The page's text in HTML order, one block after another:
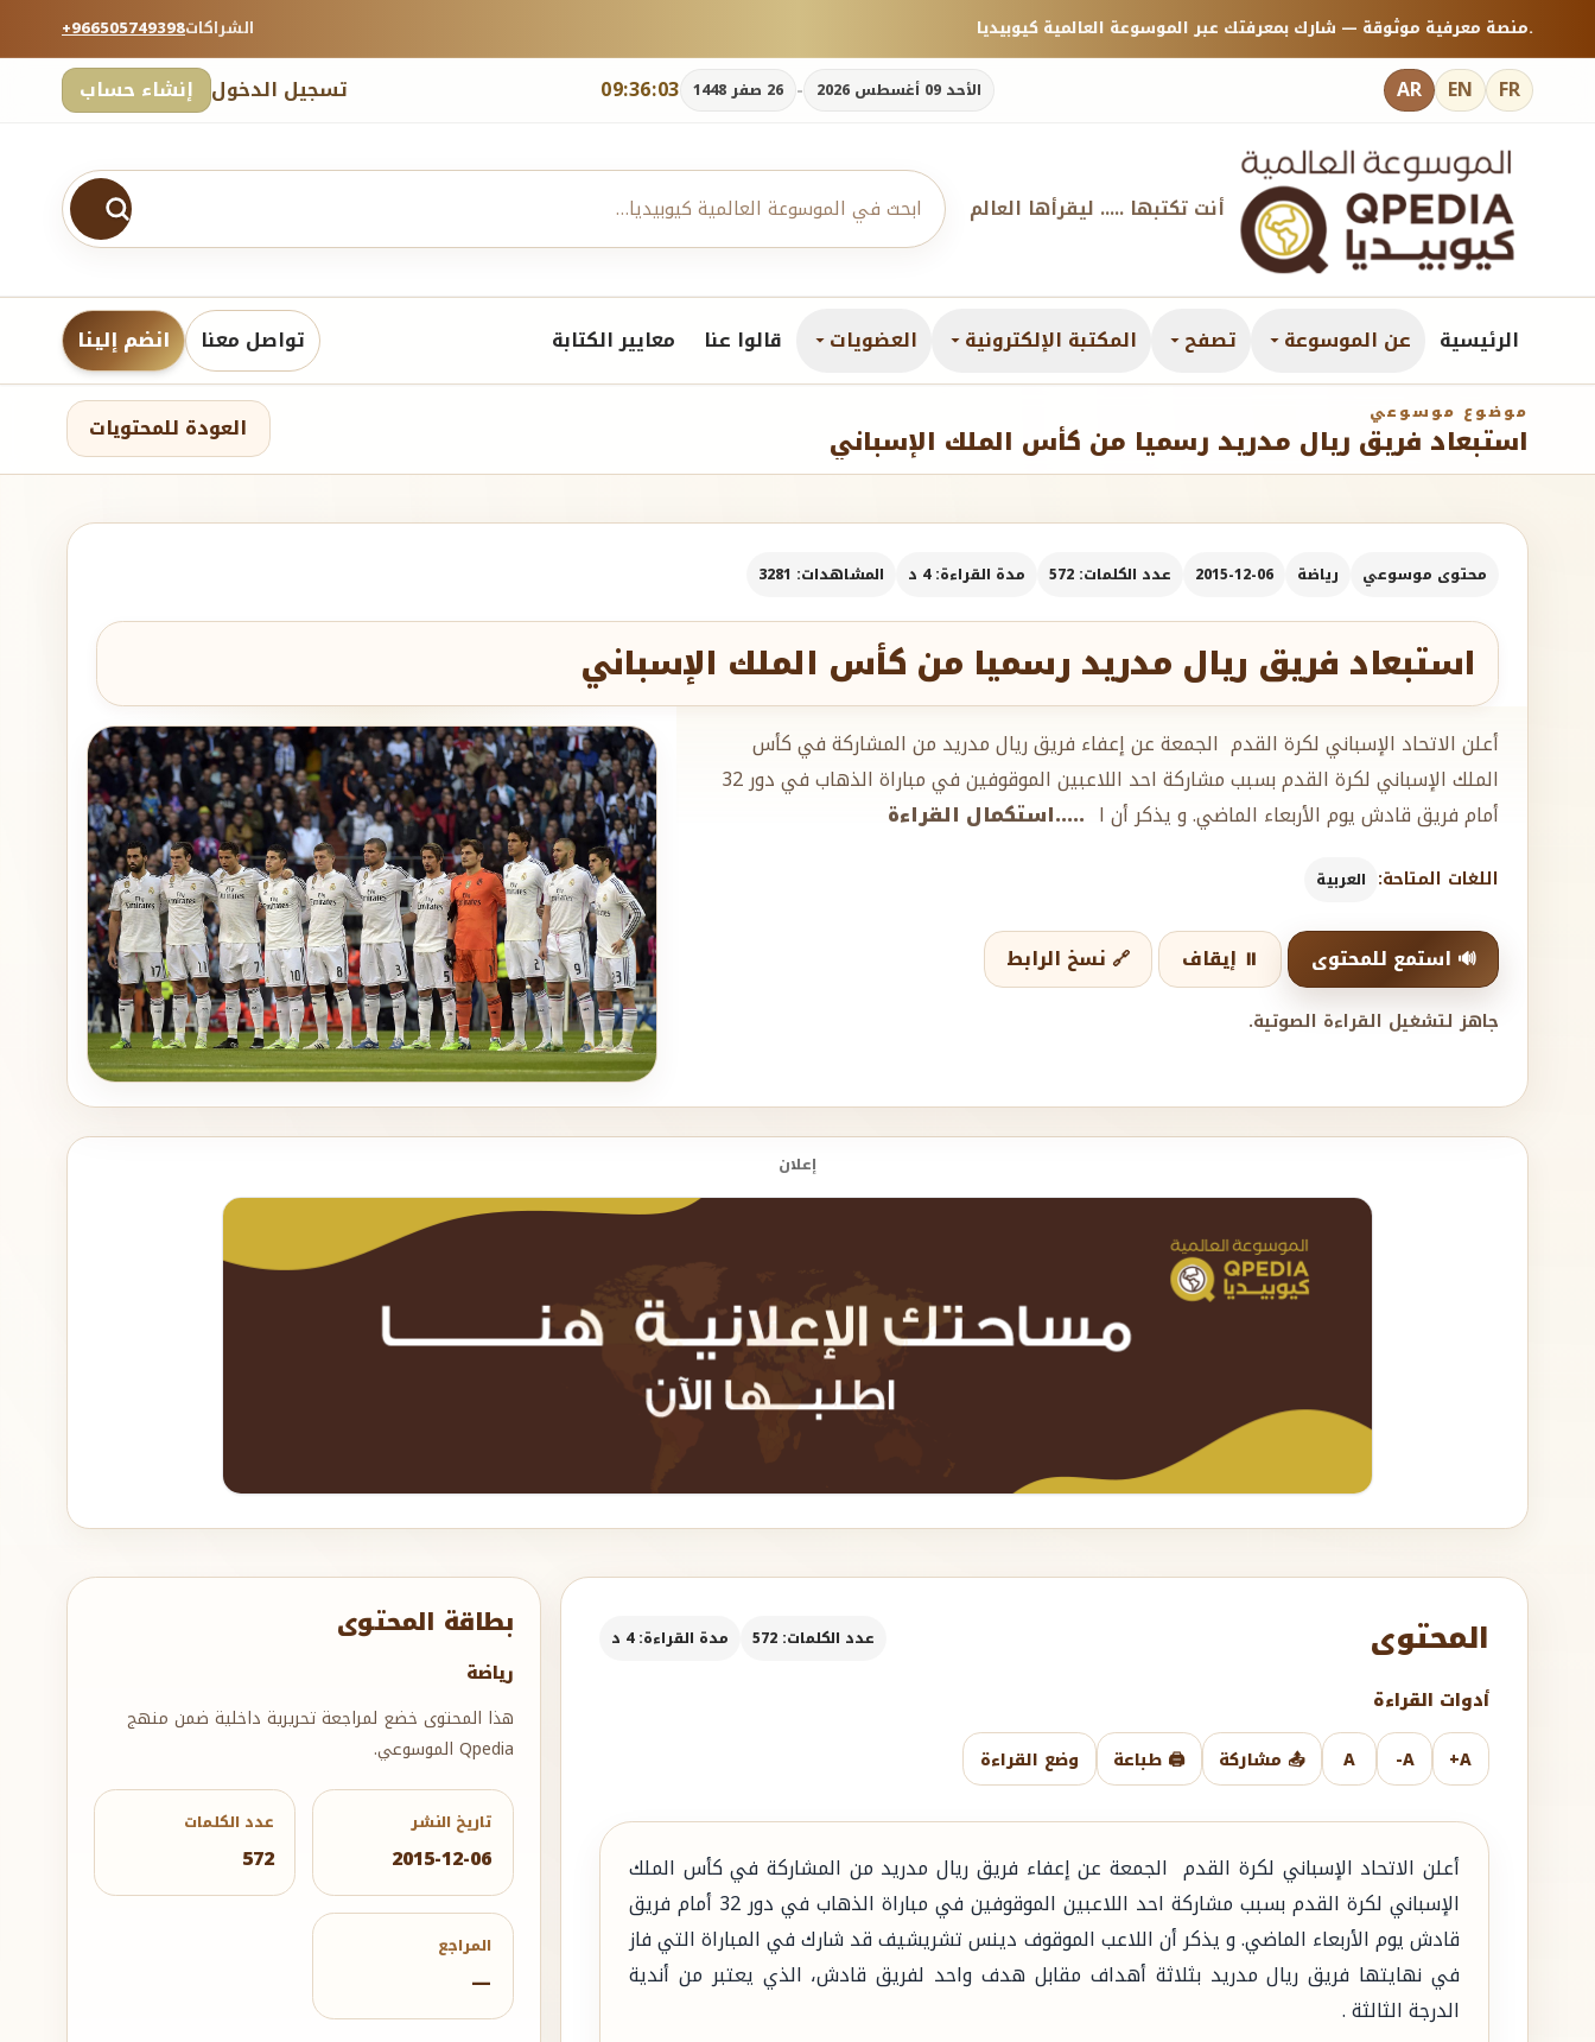
+966505749398الشراكات منصة معرفية موثوقة — شارك بمعرفتك عبر الموسوعة العالمية كيوبيديا.
تسجيل الدخول إنشاء حساب 09:36:05 الأحد 09 أغسطس 2026 - 26 صفر 1448 AR EN FR
أنت تكتبها ..... ليقرأها العالم
الرئيسية عن الموسوعة تصفح المكتبة الإلكترونية العضويات قالوا عنا معايير الكتابة تواصل معنا انضم إلينا
موضوع موسوعي
استبعاد فريق ريال مدريد رسميا من كأس الملك الإسباني العودة للمحتويات
محتوى موسوعي رياضة 2015-12-06 عدد الكلمات: 572 مدة القراءة: 4 د المشاهدات: 3281
استبعاد فريق ريال مدريد رسميا من كأس الملك الإسباني
أعلن الاتحاد الإسباني لكرة القدم الجمعة عن إعفاء فريق ريال مدريد من المشاركة في كأس
الملك الإسباني لكرة القدم بسبب مشاركة احد اللاعبين الموقوفين في مباراة الذهاب في دور 32
أمام فريق قادش يوم الأربعاء الماضي. و يذكر أن ا .....استكمال القراءة
اللغات المتاحة: العربية
🔊 استمع للمحتوى ⏸️ إيقاف 🔗 نسخ الرابط
جاهز لتشغيل القراءة الصوتية.
إعلان
بطاقة المحتوى
رياضة
هذا المحتوى خضع لمراجعة تحريرية داخلية ضمن منهج
Qpedia الموسوعي.
تاريخ النشر
2015-12-06
عدد الكلمات
572
المراجع
—
المحتوى عدد الكلمات: 572 مدة القراءة: 4 د
أدوات القراءة
A+
A-
A 📤 مشاركة 🖨️ طباعة وضع القراءة
أعلن الاتحاد الإسباني لكرة القدم الجمعة عن إعفاء فريق ريال مدريد من المشاركة في كأس الملك
الإسباني لكرة القدم بسبب مشاركة احد اللاعبين الموقوفين في مباراة الذهاب في دور 32 أمام فريق
قادش يوم الأربعاء الماضي. و يذكر أن اللاعب الموقوف دينس تشريشيف قد شارك في المباراة التي فاز
في نهايتها فريق ريال مدريد بثلاثة أهداف مقابل هدف واحد لفريق قادش، الذي يعتبر من أندية
الدرجة الثالثة .